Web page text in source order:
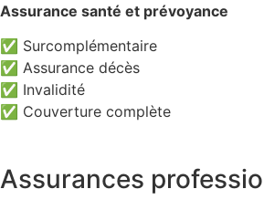
Assurance santé et prévoyance
✅ Surcomplémentaire
✅ Assurance décès
✅ Invalidité
✅ Couverture complète
Assurances